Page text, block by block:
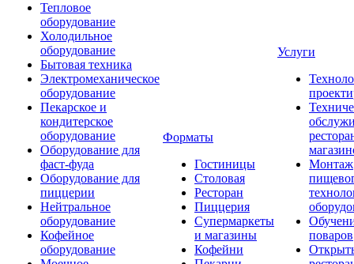
Тепловое
оборудование
Холодильное
оборудование
Бытовая техника
Электромеханическое
оборудование
Пекарское и
кондитерское
оборудование
Оборудование для
фаст-фуда
Оборудование для
пиццерии
Нейтральное
оборудование
Кофейное
оборудование
Форматы
Гостиницы
Столовая
Ресторан
Пиццерия
Супермаркеты
и магазины
Кофейни
Услуги
Монтаж
поваров